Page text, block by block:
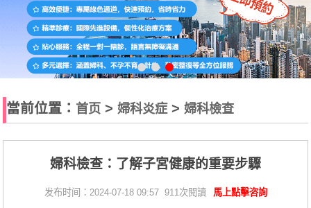
當前位置： 首页 >婦科炎症>婦科檢查
婦科檢查：了解子宮健康的重要步驟
发布时间：2024-07-18 09:57 911次閱讀 馬上點擊咨詢